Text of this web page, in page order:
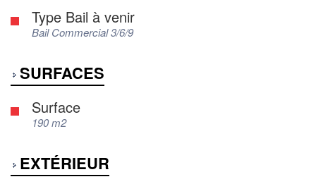
Type Bail à venir
Bail Commercial 3/6/9
SURFACES
Surface
190 m2
EXTÉRIEUR